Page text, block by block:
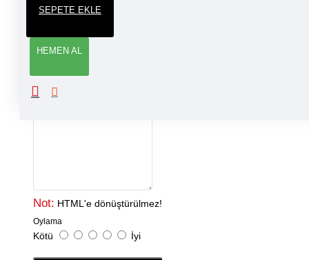
SEPETE EKLE
HEMEN AL
Not: HTML'e dönüştürülmez!
Oylama
Kötü İyi